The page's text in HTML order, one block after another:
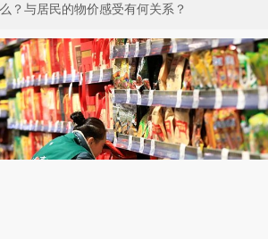
？与居民的物价感受有何关系？